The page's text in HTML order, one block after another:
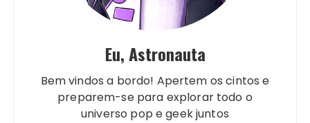
Eu, Astronauta
Bem vindos a bordo! Apertem os cintos e
preparem-se para explorar todo o
universo pop e geek juntos